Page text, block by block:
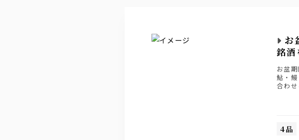
ノンアルコールビアテイスト飲料オールフリー
お
銘酒
お盆
鮎・
合わ
4品